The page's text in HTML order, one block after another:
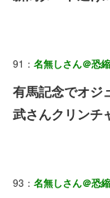
91： 名無しさん＠恐
有馬記念でオジ
武さんクリンチ
93： 名無しさん＠恐